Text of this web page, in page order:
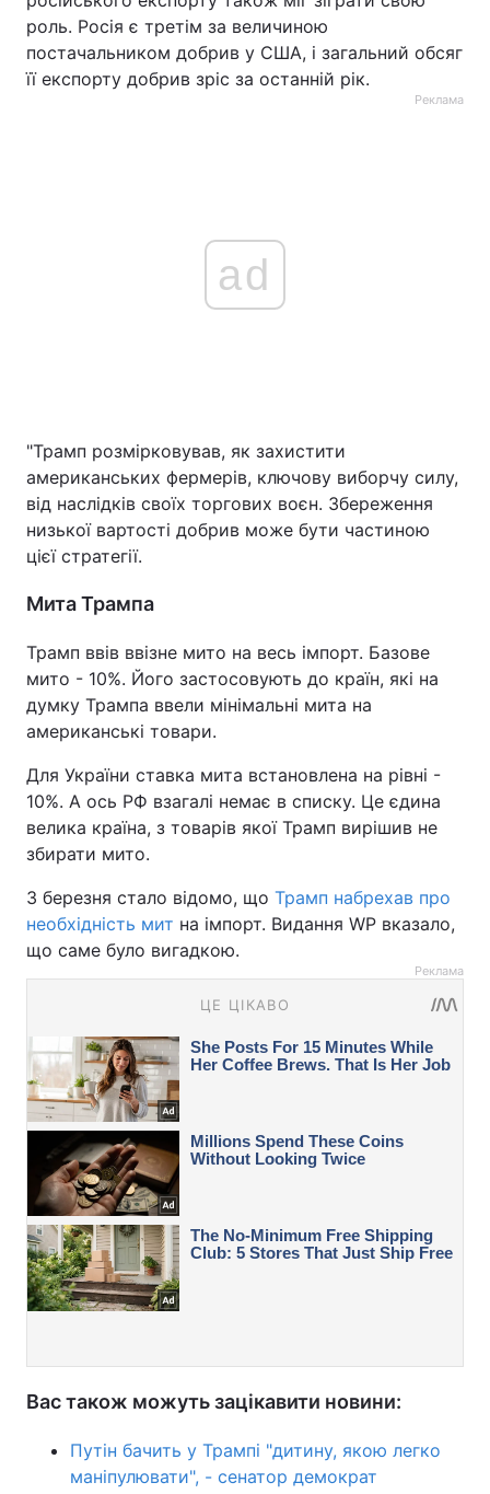
роль. Росія є третім за величиною
постачальником добрив у США, і загальний обсяг
її експорту добрив зріс за останній рік.
Реклама
ad
"Трамп розмірковував, як захистити
американських фермерів, ключову виборчу силу,
від наслідків своїх торгових воєн. Збереження
низької вартості добрив може бути частиною
цієї стратегії.
Мита Трампа
Трамп ввів ввізне мито на весь імпорт. Базове
мито - 10%. Його застосовують до країн, які на
думку Трампа ввели мінімальні мита на
американські товари.
Для України ставка мита встановлена на рівні -
10%. А ось РФ взагалі немає в списку. Це єдина
велика країна, з товарів якої Трамп вирішив не
збирати мито.
3 березня стало відомо, що Трамп набрехав про
необхідність мит на імпорт. Видання WP вказало,
що саме було вигадкою.
Реклама
Вас також можуть зацікавити новини:
Путін бачить у Трампі "дитину, якою легко
маніпулювати", - сенатор демократ